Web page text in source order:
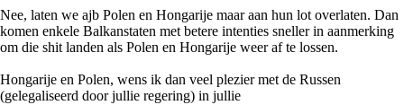
Nee, laten we ajb Polen en Hongarije maar aan hun lot overlaten. Dan
komen enkele Balkanstaten met betere intenties sneller in aanmerking
om die shit landen als Polen en Hongarije weer af te lossen.
Hongarije en Polen, wens ik dan veel plezier met de Russen
(gelegaliseerd door jullie regering) in jullie